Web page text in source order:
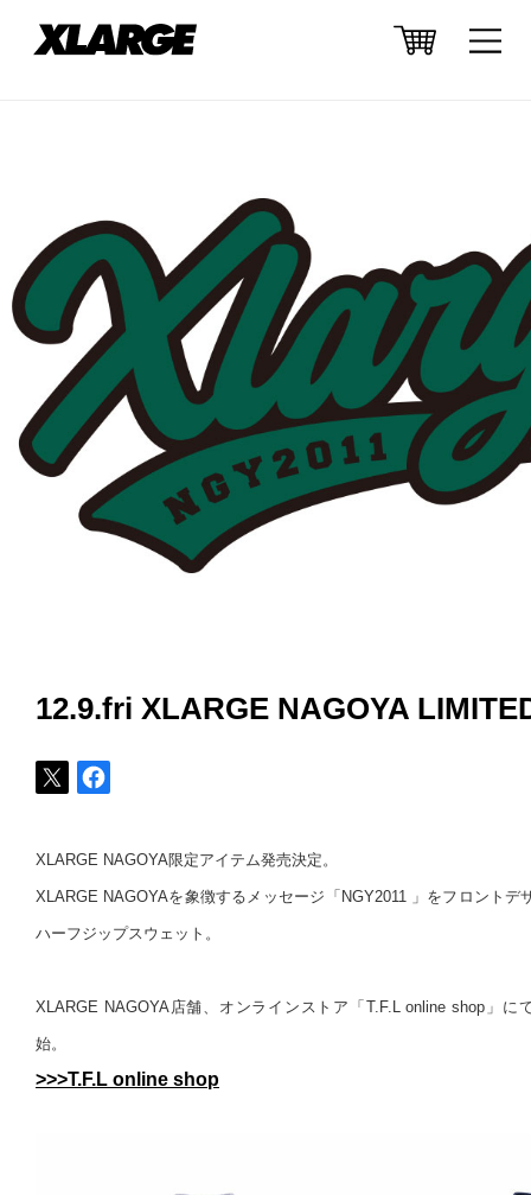
12.9.fri XLARGE NAGOYA
XLARGE NAGOYA限定アイテム発売決定。
XLARGE NAGOYAを象徴するメッセージ「NGY2011 」をフロントデ
ハーフジップスウェット。
XLARGE NAGOYA店舗、オンラインストア「T.F.L online shop」に
始。
>>>T.F.L online shop